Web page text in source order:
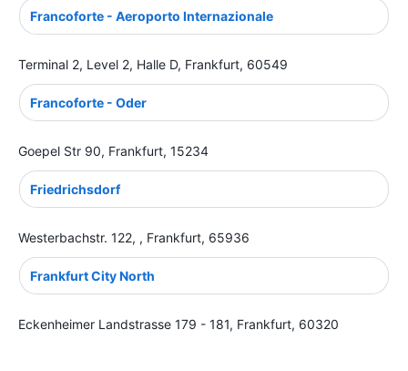
Francoforte - Aeroporto Internazionale
Terminal 2, Level 2, Halle D, Frankfurt, 60549
Francoforte - Oder
Goepel Str 90, Frankfurt, 15234
Friedrichsdorf
Westerbachstr. 122, , Frankfurt, 65936
Frankfurt City North
Eckenheimer Landstrasse 179 - 181, Frankfurt, 60320